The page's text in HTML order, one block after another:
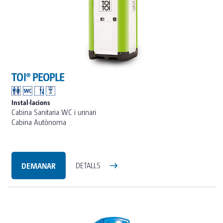
TOI® PEOPLE
Instal·lacions
Cabina Sanitaria WC i urinari
Cabina Autònoma
DEMANAR DETALLS